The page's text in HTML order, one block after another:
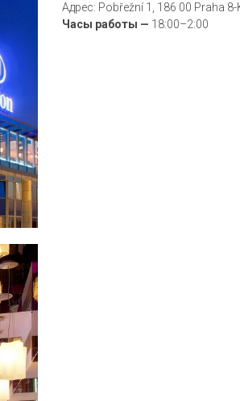
Адрес: Pobřežní 1, 186 00 Praha 8-
Часы работы — 18:00–2:00